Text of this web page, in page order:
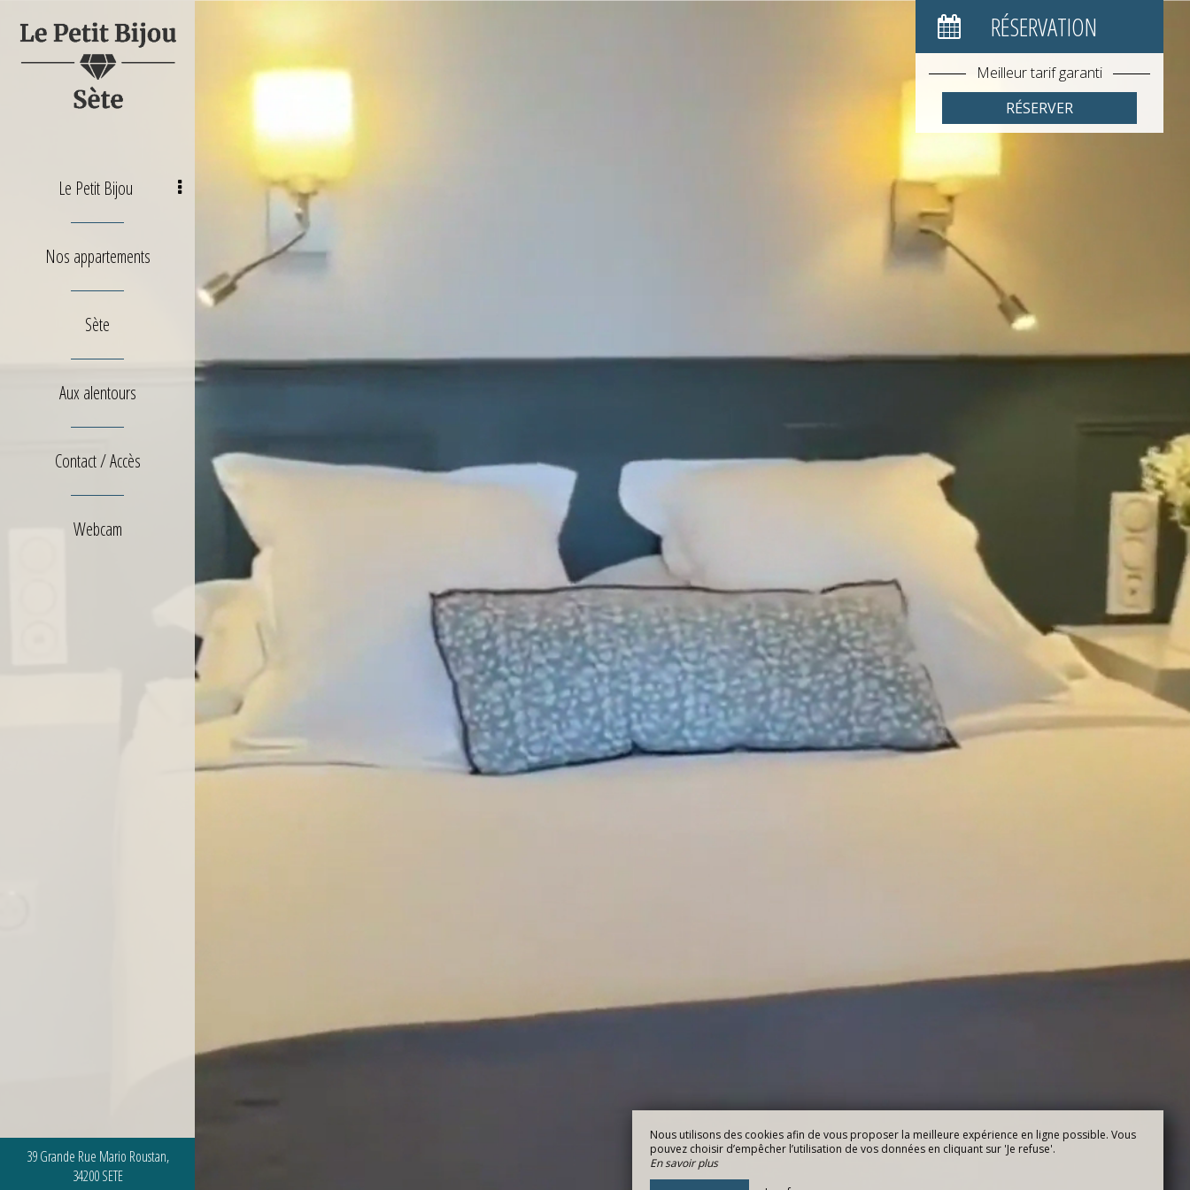
Le Petit Bijou
Nos appartements
Sète
Aux alentours
Contact / Accès
Webcam
39 Grande Rue Mario Roustan,
34200 SETE
RÉSERVATION
Meilleur tarif garanti
RÉSERVER
Nous utilisons des cookies afin de vous proposer la meilleure expérience en ligne possible. Vous
pouvez choisir d’empêcher l’utilisation de vos données en cliquant sur 'Je refuse'.
En savoir plus